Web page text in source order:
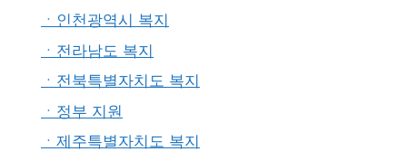
ㆍ인천광역시 복지
ㆍ전라남도 복지
ㆍ전북특별자치도 복지
ㆍ정부 지원
ㆍ제주특별자치도 복지